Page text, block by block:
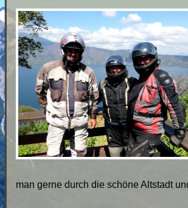
man gerne durch die schöne Altstadt